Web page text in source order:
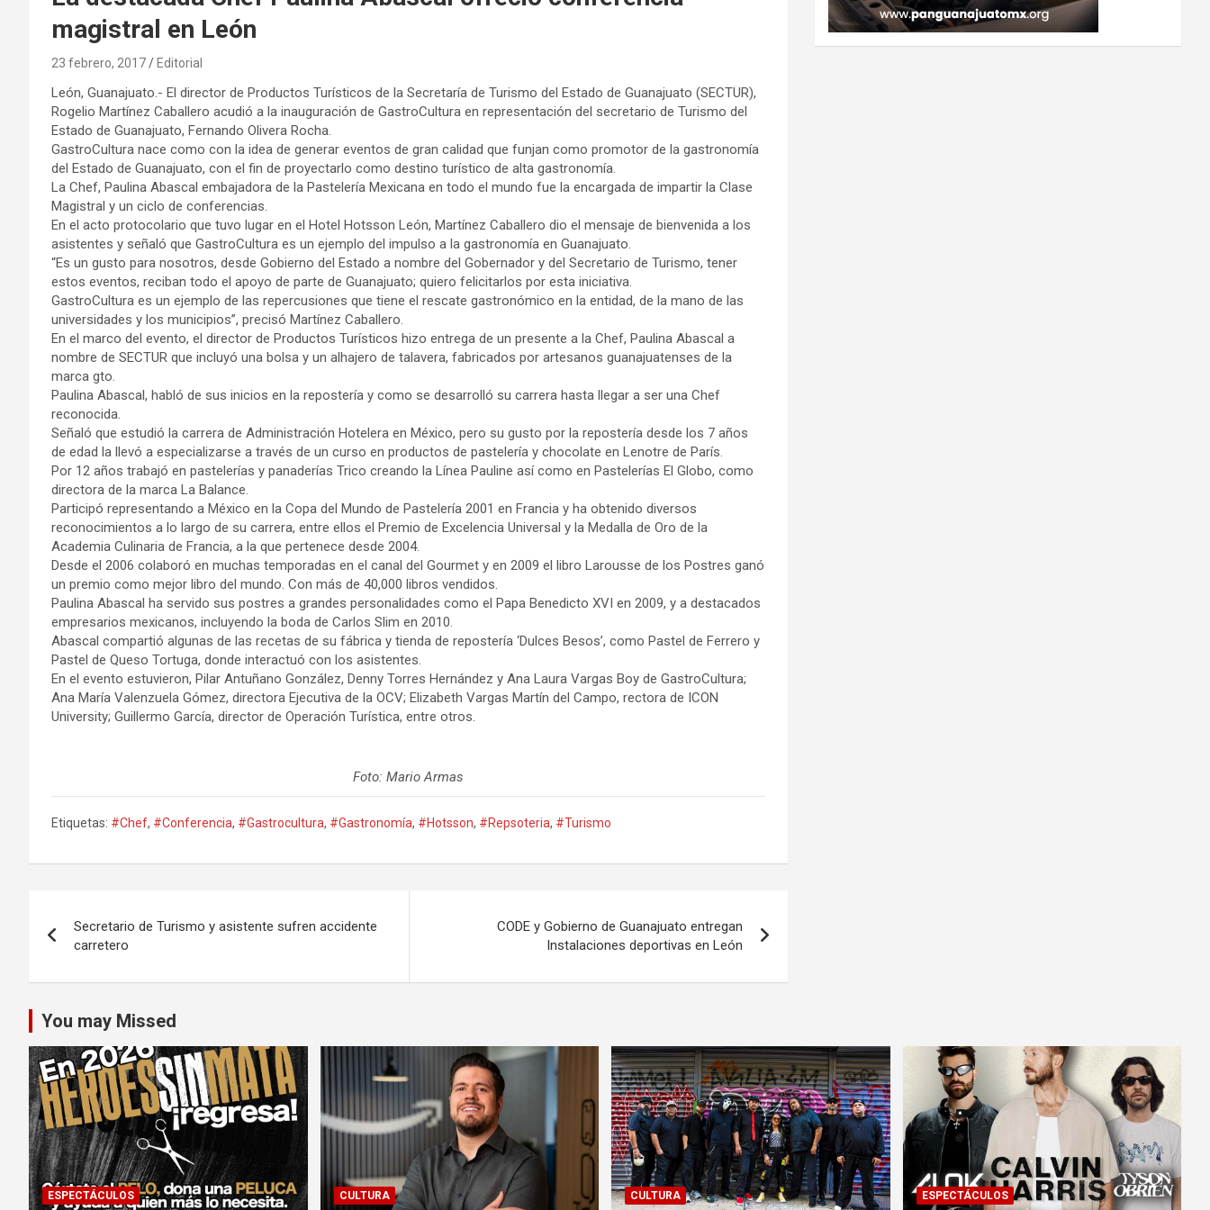
magistral en León
23 febrero, 2017 Editorial
León, Guanajuato.- El director de Productos Turísticos de la Secretaría de Turismo del Estado de Guanajuato (SECTUR),
Rogelio Martínez Caballero acudió a la inauguración de GastroCultura en representación del secretario de Turismo del
Estado de Guanajuato, Fernando Olivera Rocha.
GastroCultura nace como con la idea de generar eventos de gran calidad que funjan como promotor de la gastronomía
del Estado de Guanajuato, con el fin de proyectarlo como destino turístico de alta gastronomía.
La Chef, Paulina Abascal embajadora de la Pastelería Mexicana en todo el mundo fue la encargada de impartir la Clase
Magistral y un ciclo de conferencias.
En el acto protocolario que tuvo lugar en el Hotel Hotsson León, Martínez Caballero dio el mensaje de bienvenida a los
asistentes y señaló que GastroCultura es un ejemplo del impulso a la gastronomía en Guanajuato.
“Es un gusto para nosotros, desde Gobierno del Estado a nombre del Gobernador y del Secretario de Turismo, tener
estos eventos, reciban todo el apoyo de parte de Guanajuato; quiero felicitarlos por esta iniciativa.
GastroCultura es un ejemplo de las repercusiones que tiene el rescate gastronómico en la entidad, de la mano de las
universidades y los municipios”, precisó Martínez Caballero.
En el marco del evento, el director de Productos Turísticos hizo entrega de un presente a la Chef, Paulina Abascal a
nombre de SECTUR que incluyó una bolsa y un alhajero de talavera, fabricados por artesanos guanajuatenses de la
marca gto.
Paulina Abascal, habló de sus inicios en la repostería y como se desarrolló su carrera hasta llegar a ser una Chef
reconocida.
Señaló que estudió la carrera de Administración Hotelera en México, pero su gusto por la repostería desde los 7 años
de edad la llevó a especializarse a través de un curso en productos de pastelería y chocolate en Lenotre de París.
Por 12 años trabajó en pastelerías y panaderías Trico creando la Línea Pauline así como en Pastelerías El Globo, como
directora de la marca La Balance.
Participó representando a México en la Copa del Mundo de Pastelería 2001 en Francia y ha obtenido diversos
reconocimientos a lo largo de su carrera, entre ellos el Premio de Excelencia Universal y la Medalla de Oro de la
Academia Culinaria de Francia, a la que pertenece desde 2004.
Desde el 2006 colaboró en muchas temporadas en el canal del Gourmet y en 2009 el libro Larousse de los Postres ganó
un premio como mejor libro del mundo. Con más de 40,000 libros vendidos.
Paulina Abascal ha servido sus postres a grandes personalidades como el Papa Benedicto XVI en 2009, y a destacados
empresarios mexicanos, incluyendo la boda de Carlos Slim en 2010.
Abascal compartió algunas de las recetas de su fábrica y tienda de repostería ‘Dulces Besos’, como Pastel de Ferrero y
Pastel de Queso Tortuga, donde interactuó con los asistentes.
En el evento estuvieron, Pilar Antuñano González, Denny Torres Hernández y Ana Laura Vargas Boy de GastroCultura;
Ana María Valenzuela Gómez, directora Ejecutiva de la OCV; Elizabeth Vargas Martín del Campo, rectora de ICON
University; Guillermo García, director de Operación Turística, entre otros.
Foto: Mario Armas
Etiquetas: #Chef, #Conferencia, #Gastrocultura, #Gastronomía, #Hotsson, #Repsoteria, #Turismo
de
entradas
Secretario de Turismo y asistente sufren accidente
carretero
CODE y Gobierno de Guanajuato entregan
Instalaciones deportivas en León
You may Missed
ESPECTÁCULOS CULTURA CULTURA ESPECTÁCULOS